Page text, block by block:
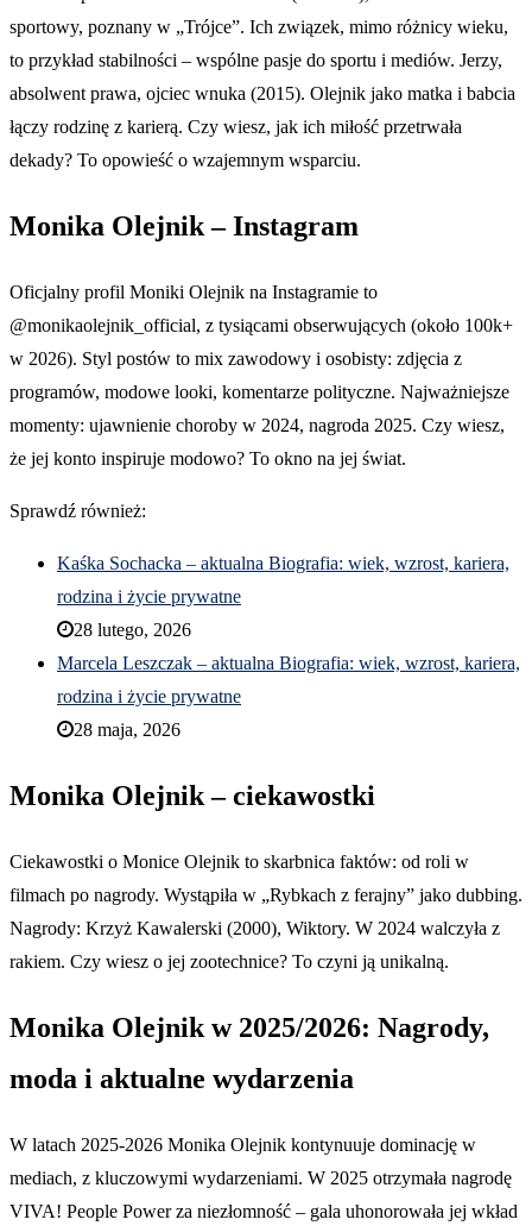
sportowy, poznany w „Trójce”. Ich związek, mimo różnicy wieku,
to przykład stabilności – wspólne pasje do sportu i mediów. Jerzy,
absolwent prawa, ojciec wnuka (2015). Olejnik jako matka i babcia
łączy rodzinę z karierą. Czy wiesz, jak ich miłość przetrwała
dekady? To opowieść o wzajemnym wsparciu.
Monika Olejnik – Instagram
Oficjalny profil Moniki Olejnik na Instagramie to
@monikaolejnik_official, z tysiącami obserwujących (około 100k+
w 2026). Styl postów to mix zawodowy i osobisty: zdjęcia z
programów, modowe looki, komentarze polityczne. Najważniejsze
momenty: ujawnienie choroby w 2024, nagroda 2025. Czy wiesz,
że jej konto inspiruje modowo? To okno na jej świat.
Sprawdź również:
Kaśka Sochacka – aktualna Biografia: wiek, wzrost, kariera,
rodzina i życie prywatne
28 lutego, 2026
Marcela Leszczak – aktualna Biografia: wiek, wzrost, kariera,
rodzina i życie prywatne
28 maja, 2026
Monika Olejnik – ciekawostki
Ciekawostki o Monice Olejnik to skarbnica faktów: od roli w
filmach po nagrody. Wystąpiła w „Rybkach z ferajny” jako dubbing.
Nagrody: Krzyż Kawalerski (2000), Wiktory. W 2024 walczyła z
rakiem. Czy wiesz o jej zootechnice? To czyni ją unikalną.
Monika Olejnik w 2025/2026: Nagrody,
moda i aktualne wydarzenia
W latach 2025-2026 Monika Olejnik kontynuuje dominację w
mediach, z kluczowymi wydarzeniami. W 2025 otrzymała nagrodę
VIVA! People Power za niezłomność – gala uhonorowała jej wkład